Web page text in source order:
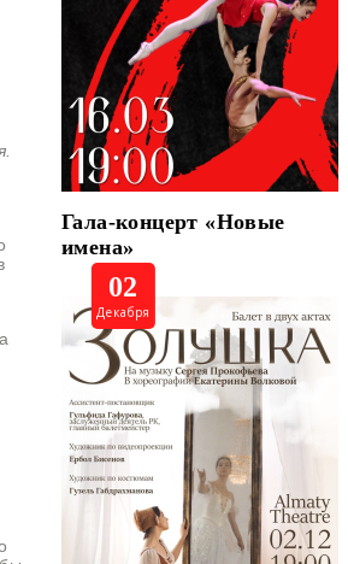
Гала-концерт «Новые
имена»
02
Декабря